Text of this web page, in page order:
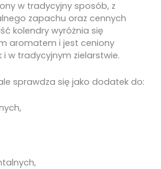
w tradycyjny sposób, z
zapachu oraz cennych
kolendry wyróżnia się
aromatem i jest ceniony
i w tradycyjnym zielarstwie.
sprawdza się jako dodatek do: